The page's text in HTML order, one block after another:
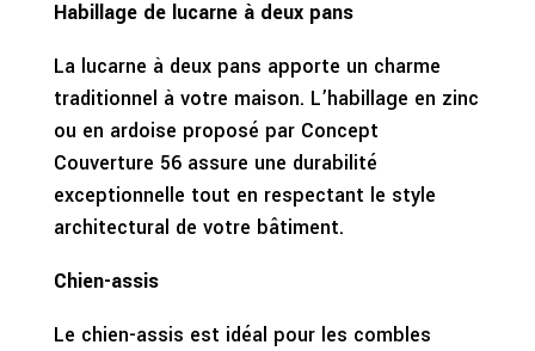
Habillage de lucarne à deux pans
La lucarne à deux pans apporte un charme
traditionnel à votre maison. L’habillage en zinc
ou en ardoise proposé par Concept
Couverture 56 assure une durabilité
exceptionnelle tout en respectant le style
architectural de votre bâtiment.
Chien-assis
Le chien-assis est idéal pour les combles